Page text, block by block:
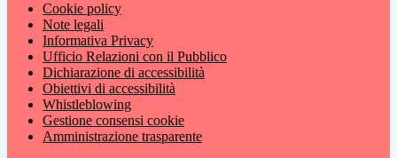
Cookie policy
Note legali
Informativa Privacy
Ufficio Relazioni con il Pubblico
Dichiarazione di accessibilità
Obiettivi di accessibilità
Whistleblowing
Gestione consensi cookie
Amministrazione trasparente